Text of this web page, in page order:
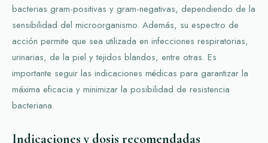
bacterias gram-positivas y gram-negativas, dependiendo de la
sensibilidad del microorganismo. Además, su espectro de
acción permite que sea utilizada en infecciones respiratorias,
urinarias, de la piel y tejidos blandos, entre otras. Es
importante seguir las indicaciones médicas para garantizar la
máxima eficacia y minimizar la posibilidad de resistencia
bacteriana.
Indicaciones y dosis recomendadas